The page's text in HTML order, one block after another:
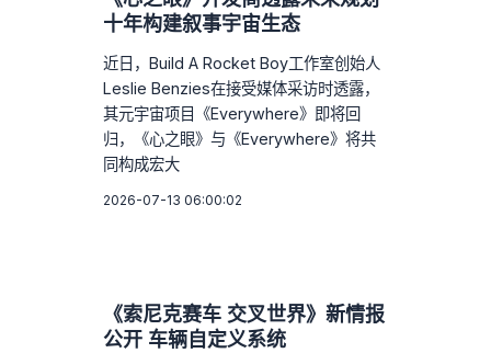
十年构建叙事宇宙生态
近日，Build A Rocket Boy工作室创始人
Leslie Benzies在接受媒体采访时透露，
其元宇宙项目《Everywhere》即将回
归，《心之眼》与《Everywhere》将共
同构成宏大
2026-07-13 06:00:02
《索尼克赛车 交叉世界》新情报
公开 车辆自定义系统